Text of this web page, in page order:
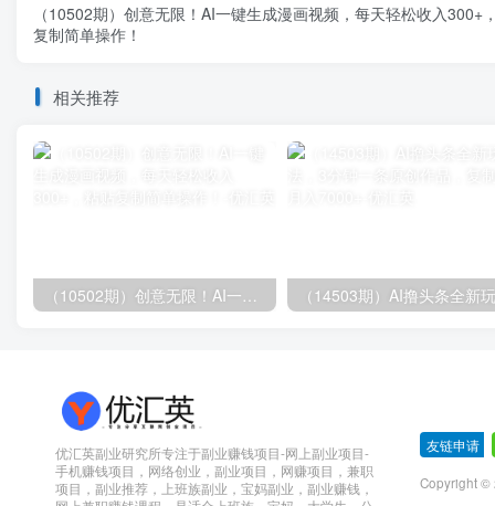
（10502期）创意无限！AI一键生成漫画视频，每天轻松收入300+
复制简单操作！
相关推荐
优汇英副业研究所专注于副业赚钱项目-网上副业项目-
手机赚钱项目，网络创业，副业项目，网赚项目，兼职
项目，副业推荐，上班族副业，宝妈副业，副业赚钱，
友链申请
Copyright ©